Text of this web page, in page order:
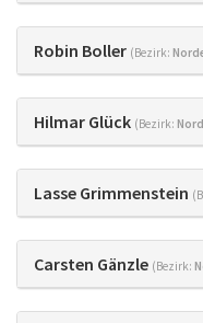
Robin Boller (Bezirk:
Hilmar Glück (Bezirk:
Lasse Grimmenstein
Carsten Gänzle (Bezirk: